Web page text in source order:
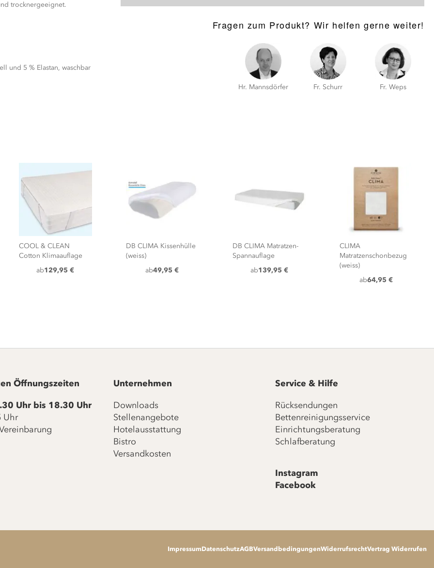
Fragen zum Produkt? Wir helfen gerne weiter!
Hr. Mannsdörfer Fr. Schurr Fr. Weps
trocknergeeignet.
und 5 % Elastan, waschbar
COOL & CLEAN
Cotton Klimaauflage
ab129,95 €
DB CLIMA Kissenhülle
(weiss)
ab49,95 €
DB CLIMA Matratzen-
Spannauflage
ab139,95 €
CLIMA
Matratzenschonbezug
(weiss)
ab64,95 €
Öffnungszeiten
Uhr bis 18.30 Uhr
Uhr
Unternehmen
Downloads
Stellenangebote
Hotelausstattung
Bistro
Versandkosten
Service & Hilfe
Rücksendungen
Bettenreinigungsservice
Einrichtungsberatung
Schlafberatung
Instagram
Facebook
ImpressumDatenschutzAGBVersandbedingungenWiderrufsrechtVertrag Widerrufen